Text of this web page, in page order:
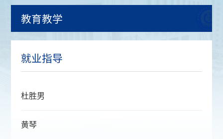
教育教学
就业指导
杜胜男
黄琴